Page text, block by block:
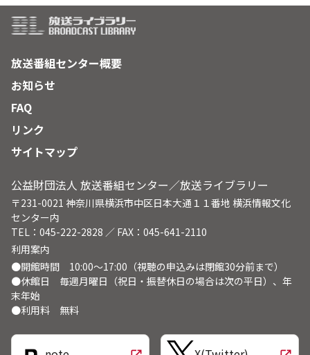
の形となってから１００年となる節目。さらに松江城天守が国
宝に指定されたことも祝って、例年以上に賑やかに行われた。
しき水の都・松江を築いてきた。そして、その心は新たに松江
に移り住む人にも伝えられている。松江市民の心の拠り所、鼕
行列。昔も今も、そしてこれからも、人々の絆を深め続けてい
く。
放送番組センター概要
お知らせ
FAQ
リンク
サイトマップ
公益財団法人 放送番組センター／放送ライブラリー
〒231-0021 神奈川県横浜市中区日本大通１１番地 横浜情報文化
センター内
TEL：045-222-2828 ／ FAX：045-641-2110
利用案内
●開館時間 10:00～17:00（視聴の申込みは閉館30分前まで）
●休館日 毎週月曜日（祝日・振替休日の場合は次の平日）、年
末年始
●利用料 無料